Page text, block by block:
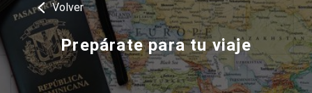
Volver
Prepárate para tu viaje